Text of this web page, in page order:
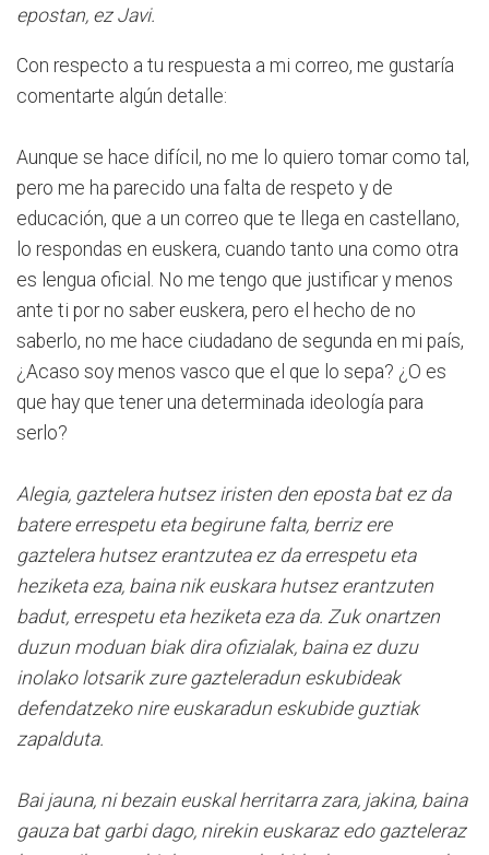
epostan, ez Javi.
Con respecto a tu respuesta a mi correo, me gustaría
comentarte algún detalle:
Aunque se hace difícil, no me lo quiero tomar como tal,
pero me ha parecido una falta de respeto y de
educación, que a un correo que te llega en castellano,
lo respondas en euskera, cuando tanto una como otra
es lengua oficial. No me tengo que justificar y menos
ante ti por no saber euskera, pero el hecho de no
saberlo, no me hace ciudadano de segunda en mi país,
¿Acaso soy menos vasco que el que lo sepa? ¿O es
que hay que tener una determinada ideología para
serlo?
Alegia, gaztelera hutsez iristen den eposta bat ez da
batere errespetu eta begirune falta, berriz ere
gaztelera hutsez erantzutea ez da errespetu eta
heziketa eza, baina nik euskara hutsez erantzuten
badut, errespetu eta heziketa eza da. Zuk onartzen
duzun moduan biak dira ofizialak, baina ez duzu
inolako lotsarik zure gazteleradun eskubideak
defendatzeko nire euskaradun eskubide guztiak
zapalduta.
Bai jauna, ni bezain euskal herritarra zara, jakina, baina
gauza bat garbi dago, nirekin euskaraz edo gazteleraz